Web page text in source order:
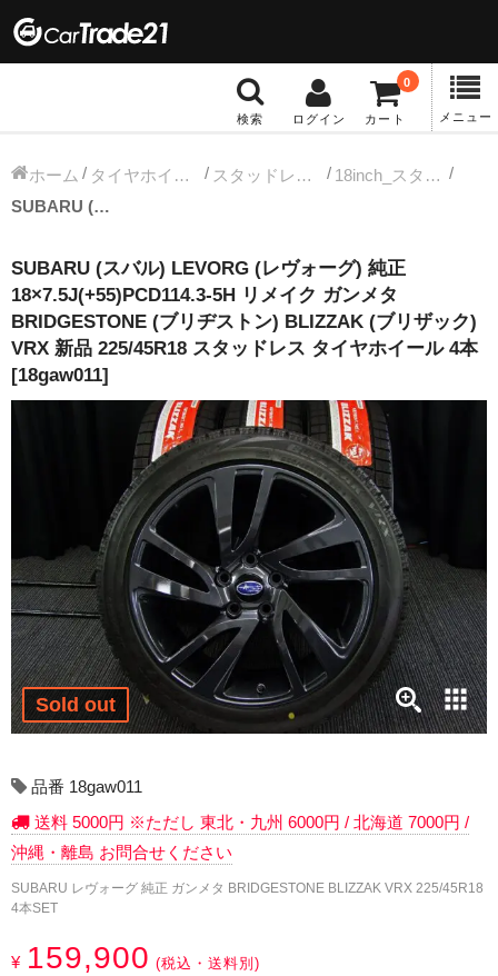
検索 ログイン カート
0
メニュー
冬タイヤホイール
13インチ：冬タイヤホイール
14インチ：冬タイヤホイール
15インチ：冬タイヤホイール
16インチ：冬タイヤホイール
17インチ：冬タイヤホイール
18インチ：冬タイヤホイール
19インチ：冬タイヤホイール
20インチ：冬タイヤホイール
夏タイヤホイール
12インチ：夏タイヤホイール
13インチ：夏タイヤホイール
14インチ：夏タイヤホイール
15インチ：夏タイヤホイール
ホーム タイヤホイールセット スタッドレス中古タイヤホイール
18inch_スタッドレス中古タイヤホイール
SUBARU (スバル) LEVORG (レヴォーグ) 純正 18×7.5J(+55)PCD114.3-5H リメイク ガンメタ BRIDGESTONE (ブリヂストン) BLIZZAK (ブリザック) VRX 新品 225/45R18 スタッドレス タイヤホイール 4本 [18gaw011]
SUBARU (スバル) LEVORG (レヴォーグ) 純正
18×7.5J(+55)PCD114.3-5H リメイク ガンメタ
BRIDGESTONE (ブリヂストン) BLIZZAK (ブリザック)
VRX 新品 225/45R18 スタッドレス タイヤホイール 4本
[18gaw011]
Sold out
品番 18gaw011
送料 5000円 ※ただし 東北・九州 6000円 / 北海道 7000円 /
沖縄・離島 お問合せください
SUBARU レヴォーグ 純正 ガンメタ BRIDGESTONE BLIZZAK VRX 225/45R18
4本SET
¥ 159,900 (税込・送料別)